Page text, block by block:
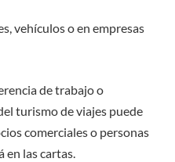
vehículos o en empresas
de trabajo o
turismo de viajes puede
comerciales o personas
en las cartas.